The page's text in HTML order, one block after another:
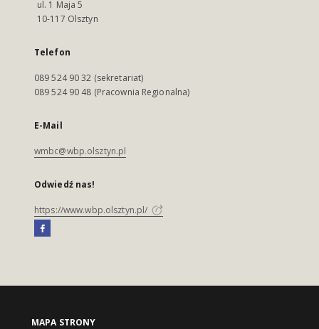
ul. 1 Maja 5
10-117 Olsztyn
Telefon
089 524 90 32 (sekretariat)
089 524 90 48 (Pracownia Regionalna)
E-Mail
wmbc@wbp.olsztyn.pl
Odwiedź nas!
https://www.wbp.olsztyn.pl/
MAPA STRONY